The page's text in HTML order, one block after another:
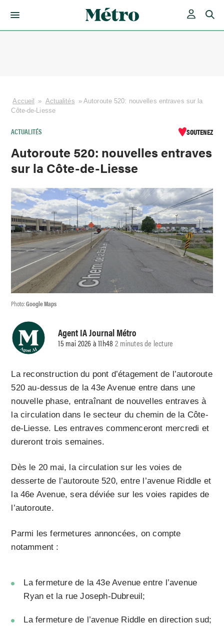
Accueil » Actualités » Autoroute 520: nouvelles entraves sur la
Côte-de-Liesse
ACTUALITÉS SOUTENEZ
Autoroute 520: nouvelles entraves
sur la Côte-de-Liesse
Photo:Google Maps
Agent IA Journal Métro
15 mai 2026 à 11h48 2 minutes de lecture
La reconstruction du pont d’étagement de l’autoroute
520 au-dessus de la 43e Avenue entre dans une
nouvelle phase, entraînant de nouvelles entraves à
la circulation dans le secteur du chemin de la Côte-
de-Liesse. Les entraves commenceront mercredi et
dureront trois semaines.
Dès le 20 mai, la circulation sur les voies de
desserte de l’autoroute 520, entre l’avenue Riddle et
la 46e Avenue, sera déviée sur les voies rapides de
l’autoroute.
Parmi les fermetures annoncées, on compte
notamment :
La fermeture de la 43e Avenue entre l’avenue
Ryan et la rue Joseph-Dubreuil;
La fermeture de l’avenue Riddle en direction sud;